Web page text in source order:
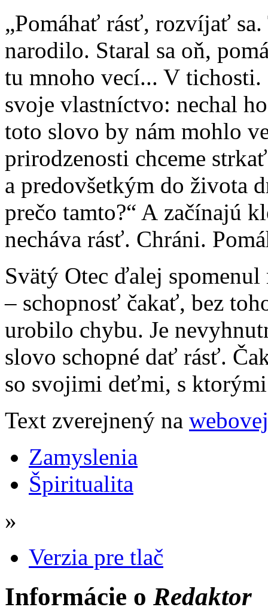
„Pomáhať rásť, rozvíjať
narodilo. Staral sa oň,
tu mnoho vecí... V
svoje vlastníctvo: nechal
toto slovo by nám mohlo
prirodzenosti chceme
a predovšetkým do života
prečo tamto?“ A začínajú
necháva rásť. Chráni.
Svätý Otec ďalej
– schopnosť čakať, bez
urobilo chybu. Je
slovo schopné dať rásť.
so svojimi deťmi, s
Text zverejnený na
Zamyslenia
Špiritualita
»
Verzia pre tlač
Informácie o Redaktor